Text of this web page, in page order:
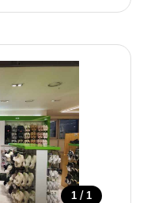
1 / 1